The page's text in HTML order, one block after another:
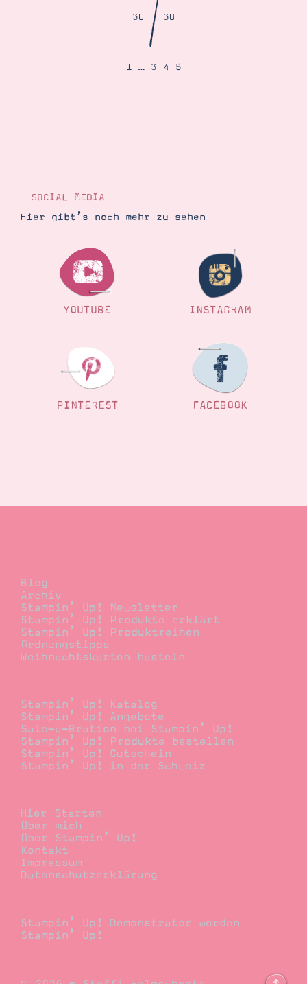
30/30
1 … 3 4 5
SOCIAL MEDIA
Hier gibt’s noch mehr zu sehen
YOUTUBE INSTAGRAM
PINTEREST FACEBOOK
Blog
Archiv
Stampin’ Up! Newsletter
Stampin’ Up! Produkte erklärt
Stampin’ Up! Produktreihen
Ordnungstipps
Weihnachtskarten basteln
Stampin’ Up! Katalog
Stampin’ Up! Angebote
Sale-a-Bration bei Stampin’ Up!
Stampin’ Up! Produkte bestellen
Stampin’ Up! Gutschein
Stampin’ Up! in der Schweiz
Hier Starten
Über mich
Über Stampin’ Up!
Kontakt
Impressum
Datenschutzerklärung
Stampin’ Up! Demonstrator werden
Stampin’ Up!